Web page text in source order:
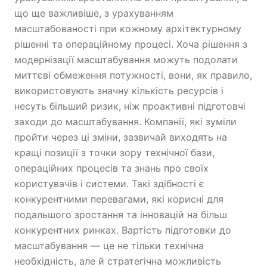
що ще важливіше, з урахуванням
масштабованості при кожному архітектурному
рішенні та операційному процесі. Хоча рішення з
модернізації масштабування можуть подолати
миттєві обмеження потужності, вони, як правило,
використовують значну кількість ресурсів і
несуть більший ризик, ніж проактивні підготовчі
заходи до масштабування. Компанії, які зуміли
пройти через ці зміни, зазвичай виходять на
кращі позиції з точки зору технічної бази,
операційних процесів та знань про своїх
користувачів і системи. Такі здібності є
конкурентними перевагами, які корисні для
подальшого зростання та інновацій на більш
конкурентних ринках. Вартість підготовки до
масштабування — це не тільки технічна
необхідність, але й стратегічна можливість